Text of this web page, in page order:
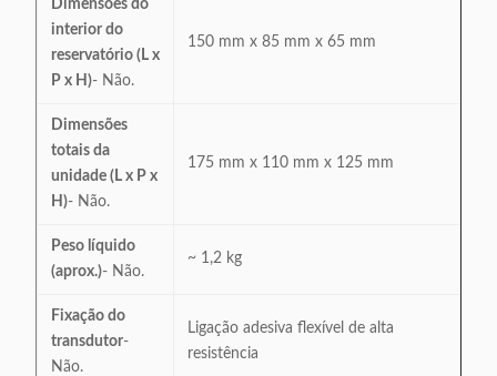
Dimensões do
interior do
reservatório (L x
P x H)- Não.
150 mm x 85 mm x 65 mm
Dimensões
totais da
unidade (L x P x
H)- Não.
175 mm x 110 mm x 125 mm
Peso líquido
(aprox.)- Não.
~ 1,2 kg
Fixação do
transdutor-
Não.
Ligação adesiva flexível de alta
resistência